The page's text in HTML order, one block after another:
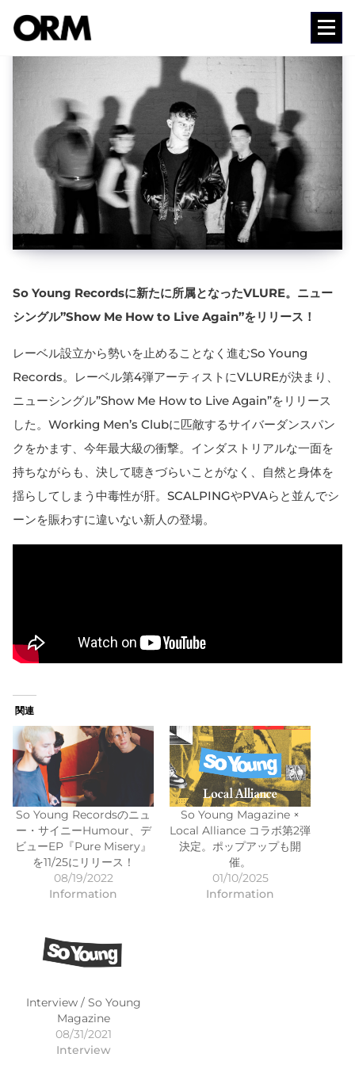
So Young Recordsに新たに所属となったVLURE。ニュー
シングル”Show Me How to Live Again”をリリース！
レーベル設立から勢いを止めることなく進むSo Young
Records。レーベル第4弾アーティストにVLUREが決まり、
ニューシングル”Show Me How to Live Again”をリリース
した。Working Men’s Clubに匹敵するサイバーダンスパン
クをかます、今年最大級の衝撃。インダストリアルな一面を
持ちながらも、決して聴きづらいことがなく、自然と身体を
揺らしてしまう中毒性が肝。SCALPINGやPVAらと並んでシ
ーンを賑わすに違いない新人の登場。
関連
So Young Recordsのニュ
ー・サイニーHumour、デ
ビューEP『Pure Misery』
を11/25にリリース！
08/19/2022
Information
So Young Magazine ×
Local Alliance コラボ第2弾
決定。ポップアップも開
催。
01/10/2025
Information
Interview / So Young
Magazine
08/31/2021
Interview